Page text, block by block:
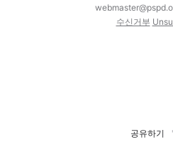
수신거부
공유하기